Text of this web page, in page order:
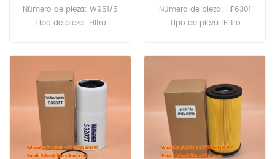
CS100 CS42
Número de pieza: W951/5
Tipo de pieza: Filtro
W951/5 Referencia cruzada
137700750066 Uso para el
caso CS100 CS42 CS63
CS64 CS64A CS68 CS68A
CS75 CS75A CS78 CS80
CS86 CS90 CS94.
Número de pieza: HF6301
Tipo de pieza: Filtro